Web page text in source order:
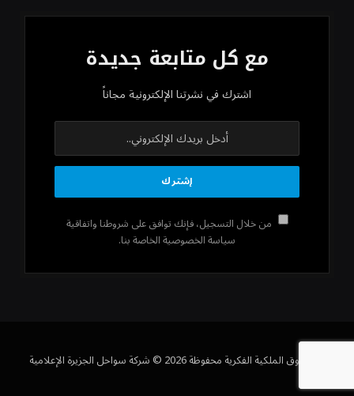
مع كل متابعة جديدة
اشترك في نشرتنا الإلكترونية مجاناً
من خلال التسجيل، فإنك توافق على شروطنا واتفاقية
سياسة الخصوصية الخاصة بنا.
كل حقوق الملكية الفكرية محفوظة 2026 © شركة سواحل الجزيرة الإعلامية